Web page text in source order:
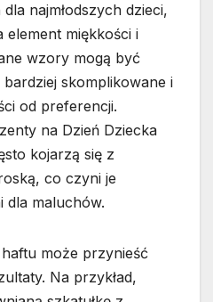
najmłodszych dzieci,
miękkości i
wzory mogą być
skomplikowane i
od preferencji.
na Dzień Dziecka
kojarzą się z
co czyni je
dla maluchów.
może przynieść
Na przykład,